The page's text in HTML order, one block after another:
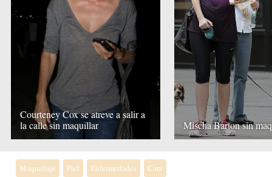
Courteney Cox se atreve a salir a
la calle sin maquillar
Mischa Barton sin
Maquillaje Piel Enfermedades Cara